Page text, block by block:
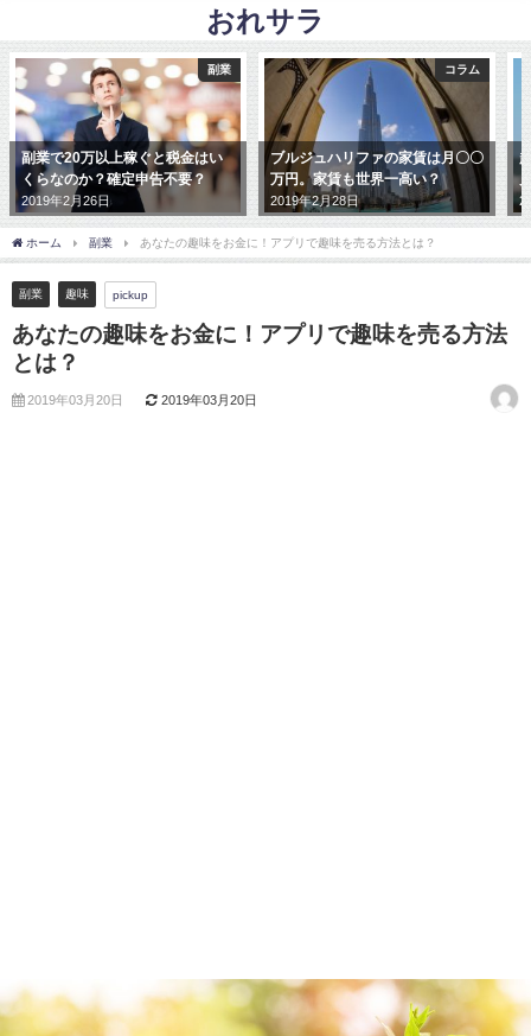
おれサラ
副業
副業で20万以上稼ぐと税金はい
くらなのか？確定申告不要？
2019年2月26日
コラム
ブルジュハリファの家賃は月〇〇
万円。家賃も世界一高い？
2019年2月28日
ホーム 副業 あなたの趣味をお金に！アプリで趣味を売る方法とは？
副業 趣味 pickup
あなたの趣味をお金に！アプリで趣味を売る方法
とは？
2019年03月20日 2019年03月20日